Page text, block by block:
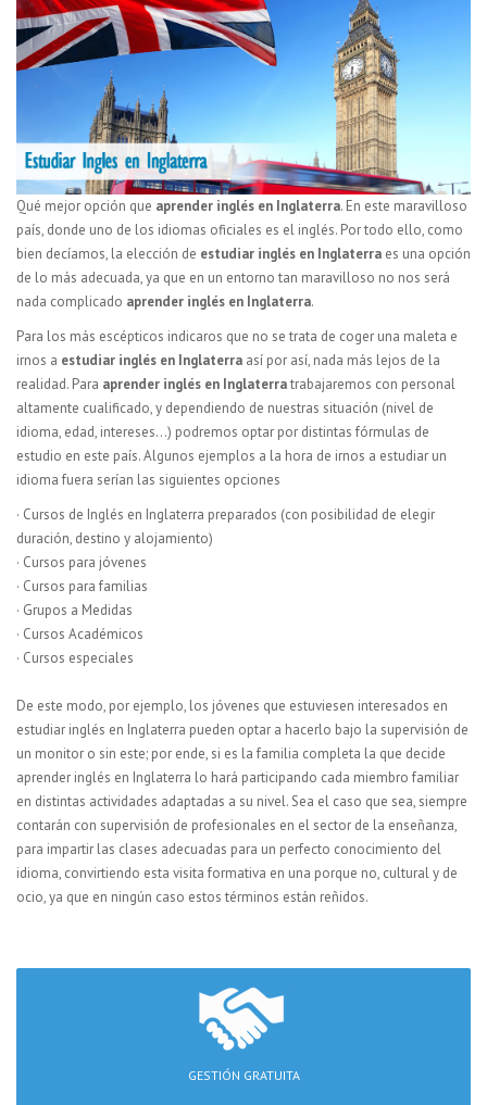
Qué mejor opción que aprender inglés en Inglaterra. En este maravilloso
país, donde uno de los idiomas oficiales es el inglés. Por todo ello, como
bien decíamos, la elección de estudiar inglés en Inglaterra es una opción
de lo más adecuada, ya que en un entorno tan maravilloso no nos será
nada complicado aprender inglés en Inglaterra.
Para los más escépticos indicaros que no se trata de coger una maleta e
irnos a estudiar inglés en Inglaterra así por así, nada más lejos de la
realidad. Para aprender inglés en Inglaterratrabajaremos con personal
altamente cualificado, y dependiendo de nuestras situación (nivel de
idioma, edad, intereses…) podremos optar por distintas fórmulas de
estudio en este país. Algunos ejemplos a la hora de irnos a estudiar un
idioma fuera serían las siguientes opciones
· Cursos de Inglés en Inglaterra preparados (con posibilidad de elegir
duración, destino y alojamiento)
· Cursos para jóvenes
· Cursos para familias
· Grupos a Medidas
· Cursos Académicos
· Cursos especiales
De este modo, por ejemplo, los jóvenes que estuviesen interesados en
estudiar inglés en Inglaterra pueden optar a hacerlo bajo la supervisión de
un monitor o sin este; por ende, si es la familia completa la que decide
aprender inglés en Inglaterra lo hará participando cada miembro familiar
en distintas actividades adaptadas a su nivel. Sea el caso que sea, siempre
contarán con supervisión de profesionales en el sector de la enseñanza,
para impartir las clases adecuadas para un perfecto conocimiento del
idioma, convirtiendo esta visita formativa en una porque no, cultural y de
ocio, ya que en ningún caso estos términos están reñidos.
GESTIÓN GRATUITA